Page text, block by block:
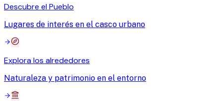
Descubre el Pueblo
Lugares de interés en el casco urbano
Explora los alrededores
Naturaleza y patrimonio en el entorno